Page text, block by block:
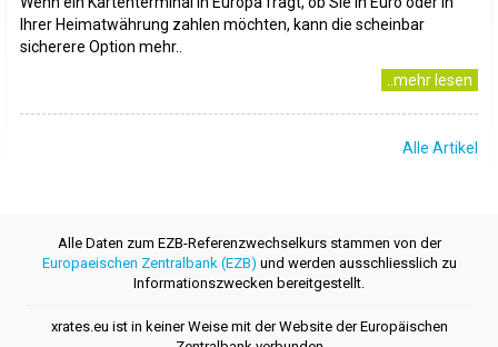
Ihrer Heimatwährung zahlen möchten, kann die scheinbar
sicherere Option mehr..
..mehr lesen
Alle Artikel
Alle Daten zum EZB-Referenzwechselkurs stammen von der
Europaeischen Zentralbank (EZB) und werden ausschliesslich zu
Informationszwecken bereitgestellt.
xrates.eu ist in keiner Weise mit der Website der Europäischen